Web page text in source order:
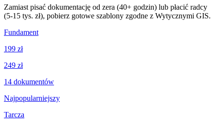
Zamiast pisać dokumentację od zera (40+ godzin) lub płacić radcy
(5-15 tys. zł), pobierz gotowe szablony zgodne z Wytycznymi GIS.
Fundament
199 zł
249 zł
14 dokumentów
Najpopularniejszy
Tarcza